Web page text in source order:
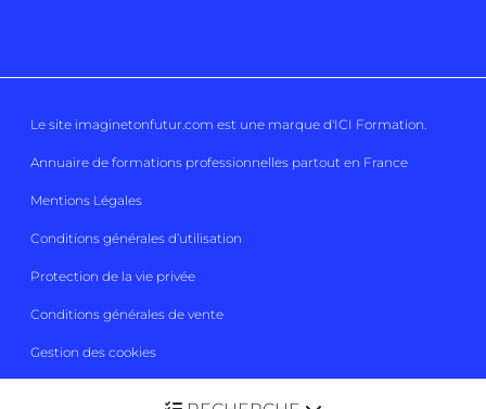
Le site imaginetonfutur.com est une marque d'ICI Formation.
Annuaire de formations professionnelles partout en France
Mentions Légales
Conditions générales d’utilisation
Protection de la vie privée
Conditions générales de vente
Gestion des cookies
Imaginetonfutur 2026 Tous droits réservés